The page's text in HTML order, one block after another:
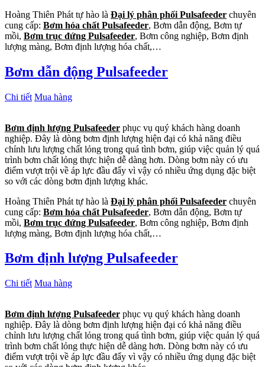
Hoàng Thiên Phát tự hào là Đại lý phân phối Pulsafeeder chuyên
cung cấp: Bơm hóa chất Pulsafeeder, Bơm dẫn động, Bơm tự
mồi, Bơm trục đứng Pulsafeeder, Bơm công nghiệp, Bơm định
lượng màng, Bơm định lượng hóa chất,…
Bơm dẫn động Pulsafeeder
Chi tiết Mua hàng
Bơm định lượng Pulsafeeder phục vụ quý khách hàng doanh
nghiệp. Đây là dòng bơm định lượng hiện đại có khả năng điều
chỉnh lưu lượng chất lỏng trong quá tình bơm, giúp việc quản lý quá
trình bơm chất lỏng thực hiện dễ dàng hơn. Dòng bơm này có ưu
điểm vượt trội về áp lực đầu đẩy vì vậy có nhiều ứng dụng đặc biệt
so với các dòng bơm định lượng khác.
Hoàng Thiên Phát tự hào là Đại lý phân phối Pulsafeeder chuyên
cung cấp: Bơm hóa chất Pulsafeeder, Bơm dẫn động, Bơm tự
mồi, Bơm trục đứng Pulsafeeder, Bơm công nghiệp, Bơm định
lượng màng, Bơm định lượng hóa chất,…
Bơm định lượng Pulsafeeder
Chi tiết Mua hàng
Bơm định lượng Pulsafeeder phục vụ quý khách hàng doanh
nghiệp. Đây là dòng bơm định lượng hiện đại có khả năng điều
chỉnh lưu lượng chất lỏng trong quá tình bơm, giúp việc quản lý quá
trình bơm chất lỏng thực hiện dễ dàng hơn. Dòng bơm này có ưu
điểm vượt trội về áp lực đầu đẩy vì vậy có nhiều ứng dụng đặc biệt